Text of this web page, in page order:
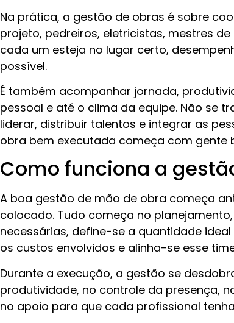
Na prática, a gestão de obras é sobre
projeto, pedreiros, eletricistas, mestres
cada um esteja no lugar certo,
possível.
É também acompanhar jornada,
pessoal e até o clima da equipe. Não se
liderar, distribuir talentos e integrar as
obra bem executada começa com gente
Como funciona a
A boa gestão de mão de obra começa
colocado. Tudo começa no
necessárias, define-se a quantidade
os custos envolvidos e alinha-se esse
Durante a execução, a gestão se
produtividade, no controle da presença,
no apoio para que cada profissional